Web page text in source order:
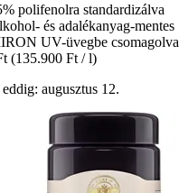
polifenolra standardizálva
és adalékanyag-mentes
UV-üvegbe csomagolva
(135.900 Ft / l)
augusztus 12.